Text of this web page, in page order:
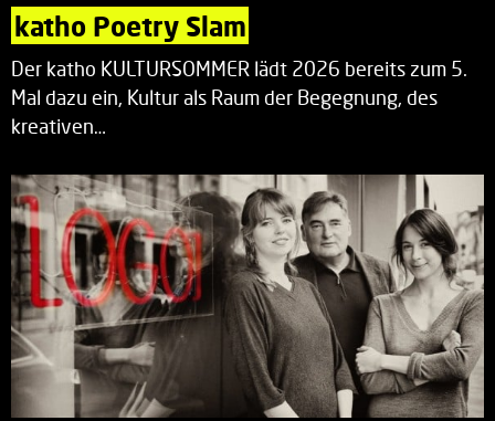
katho Poetry Slam
Der katho KULTURSOMMER lädt 2026 bereits zum 5.
Mal dazu ein, Kultur als Raum der Begegnung, des
kreativen…